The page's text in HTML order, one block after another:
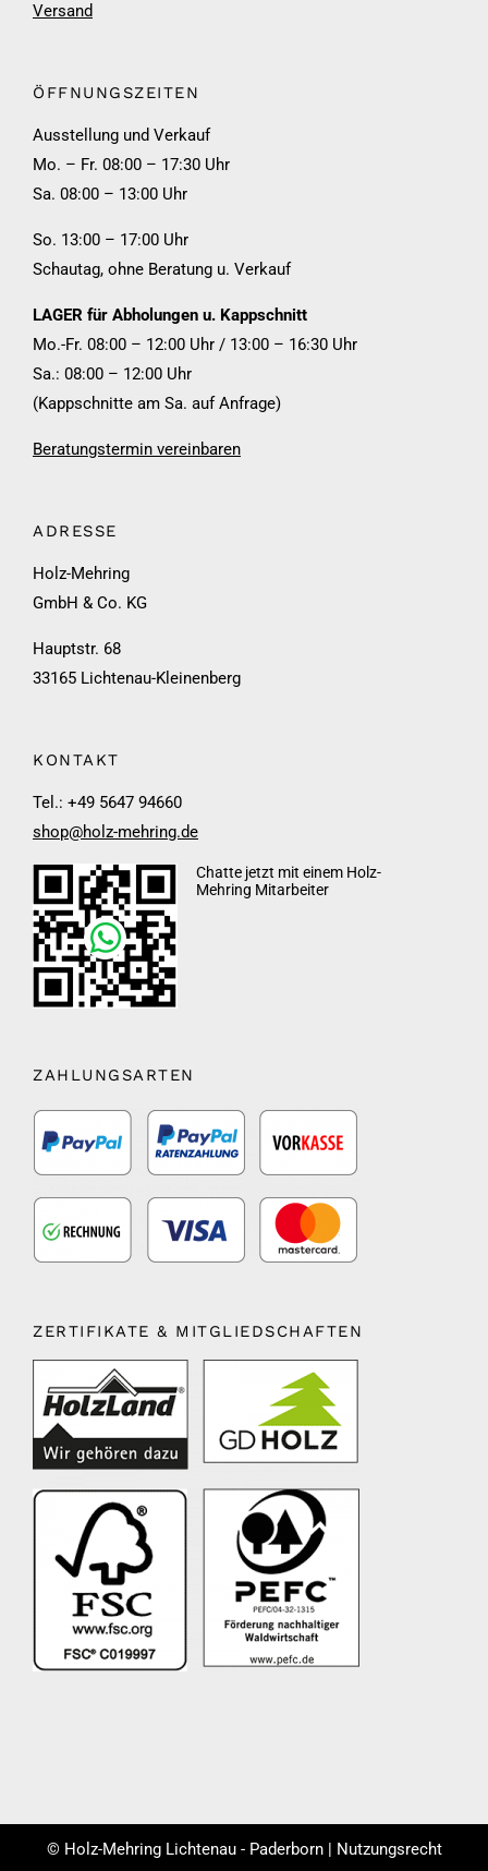
Versand
ÖFFNUNGSZEITEN
Ausstellung und Verkauf
Mo. – Fr. 08:00 – 17:30 Uhr
Sa. 08:00 – 13:00 Uhr
So. 13:00 – 17:00 Uhr
Schautag, ohne Beratung u. Verkauf
LAGER für Abholungen u. Kappschnitt
Mo.-Fr. 08:00 – 12:00 Uhr / 13:00 – 16:30 Uhr
Sa.: 08:00 – 12:00 Uhr
(Kappschnitte am Sa. auf Anfrage)
Beratungstermin vereinbaren
ADRESSE
Holz-Mehring
GmbH & Co. KG
Hauptstr. 68
33165 Lichtenau-Kleinenberg
KONTAKT
Tel.: +49 5647 94660
shop@holz-mehring.de
Chatte jetzt mit einem Holz-
Mehring Mitarbeiter
ZAHLUNGSARTEN
ZERTIFIKATE & MITGLIEDSCHAFTEN
© Holz-Mehring Lichtenau - Paderborn | Nutzungsrecht